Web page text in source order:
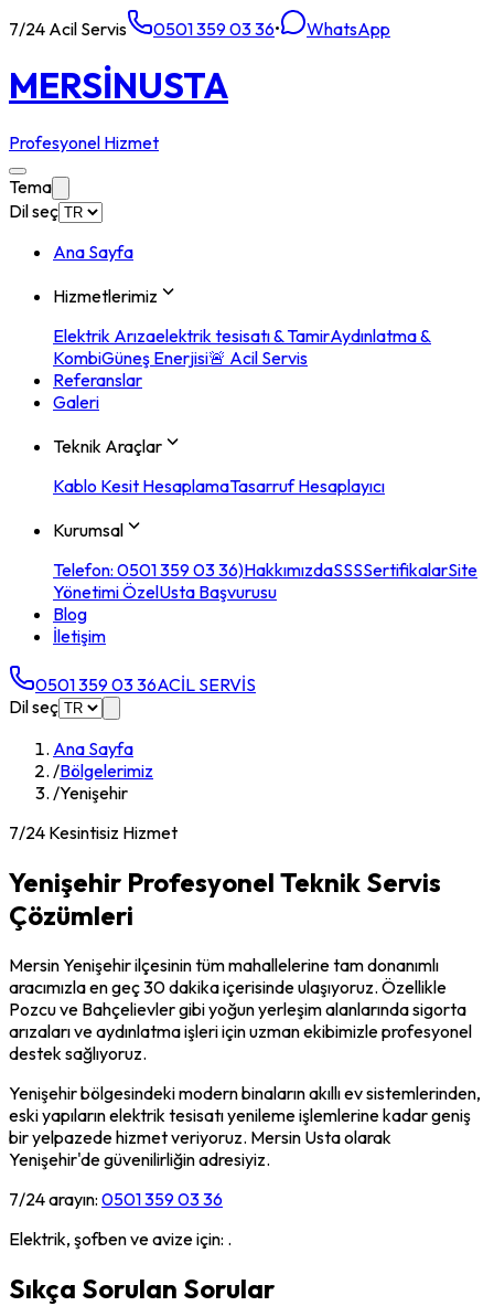
7/24 Acil Servis 0501 359 03 36• WhatsApp
MERSİNUSTA
Profesyonel Hizmet
Tema
Dil seç
Ana Sayfa
Hizmetlerimiz
Elektrik Arızaelektrik tesisatı & TamirAydınlatma &
KombiGüneş Enerjisi🚨 Acil Servis
Referanslar
Galeri
Teknik Araçlar
Kablo Kesit HesaplamaTasarruf Hesaplayıcı
Kurumsal
Telefon: 0501 359 03 36)HakkımızdaSSSSertifikalarSite
Yönetimi ÖzelUsta Başvurusu
Blog
İletişim
0501 359 03 36ACİL SERVİS
Dil seç
Ana Sayfa
/Bölgelerimiz
/Yenişehir
7/24 Kesintisiz Hizmet
Yenişehir Profesyonel Teknik Servis
Çözümleri
Mersin Yenişehir ilçesinin tüm mahallelerine tam donanımlı
aracımızla en geç 30 dakika içerisinde ulaşıyoruz. Özellikle
Pozcu ve Bahçelievler gibi yoğun yerleşim alanlarında sigorta
arızaları ve aydınlatma işleri için uzman ekibimizle profesyonel
destek sağlıyoruz.
Yenişehir bölgesindeki modern binaların akıllı ev sistemlerinden,
eski yapıların elektrik tesisatı yenileme işlemlerine kadar geniş
bir yelpazede hizmet veriyoruz. Mersin Usta olarak
Yenişehir'de güvenilirliğin adresiyiz.
7/24 arayın: 0501 359 03 36
Elektrik, şofben ve avize için: .
Sıkça Sorulan Sorular